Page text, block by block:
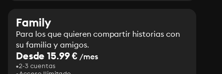
Family
Para los que quieren compartir historias con
su familia y amigos.
Desde 15.99 € /mes
2-3 cuentas